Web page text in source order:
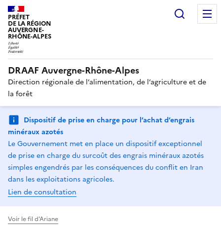
PRÉFET
DE LA RÉGION
AUVERGNE-
RHÔNE-ALPES
DRAAF Auvergne-Rhône-Alpes
Direction régionale de l’alimentation, de l’agriculture et de
la forêt
Dispositif de prise en charge pour l’achat d’engrais
minéraux azotés
Le Gouvernement met en place un dispositif exceptionnel
de prise en charge du surcoût des engrais minéraux azotés
simples engendrés par les conséquences du conflit en Iran
dans les exploitations agricoles.
Lien de consultation
Voir le fil d'Ariane